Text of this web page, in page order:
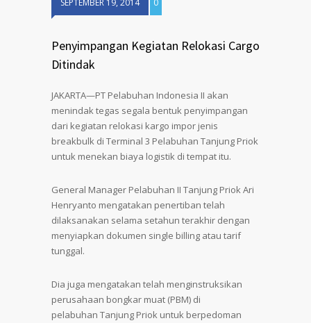
SEPTEMBER 19, 2014 0
Penyimpangan Kegiatan Relokasi Cargo
Ditindak
JAKARTA—PT Pelabuhan Indonesia II akan
menindak tegas segala bentuk penyimpangan
dari kegiatan relokasi kargo impor jenis
breakbulk di Terminal 3 Pelabuhan Tanjung Priok
untuk menekan biaya logistik di tempat itu.
General Manager Pelabuhan II Tanjung Priok Ari
Henryanto mengatakan penertiban telah
dilaksanakan selama setahun terakhir dengan
menyiapkan dokumen single billing atau tarif
tunggal.
Dia juga mengatakan telah menginstruksikan
perusahaan bongkar muat (PBM) di
pelabuhan Tanjung Priok untuk berpedoman